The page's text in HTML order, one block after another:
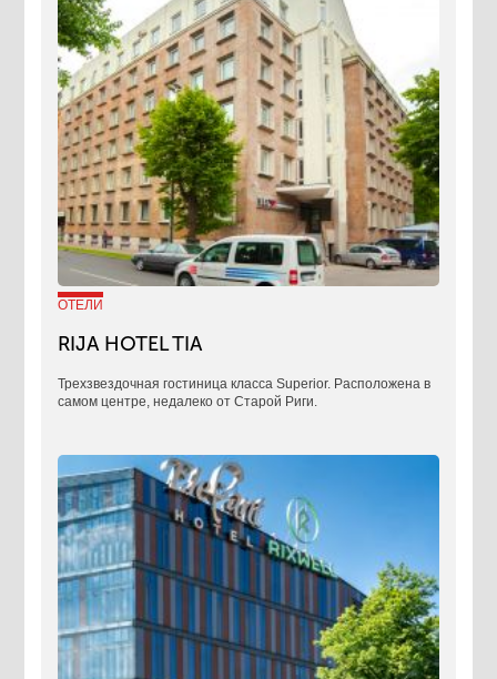
ОТЕЛИ
RIJA HOTEL TIA
Трехзвездочная гостиница класса Superior. Расположена в
самом центре, недалеко от Старой Риги.